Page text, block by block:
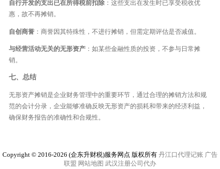
自行开发的支出已在所得税前扣除：这些支出在发生时已享受税收优
惠，故不再摊销。
自创商誉：商誉因其特殊性，不进行摊销，但需定期评估是否减值。
与经营活动无关的无形资产：如某些金融性质的投资，不参与日常摊
销。
七、总结
无形资产摊销是企业财务管理中的重要环节，通过合理的摊销方法和规
范的会计分录，企业能够准确反映无形资产的损耗和带来的经济利益，
确保财务报告的准确性和合规性。
Copyright © 2016-2026 (企东升财税)服务网点 版权所有 丹江口代理记账 广告
联盟 网站地图 武汉注册公司代办